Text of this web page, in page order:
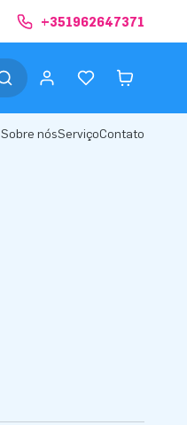
+351962647371
Sobre nósServiçoContato